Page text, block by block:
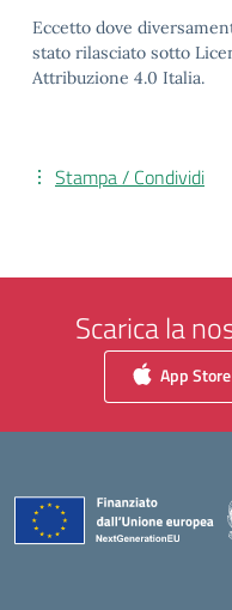
Eccetto dove
stato rilasciato sotto
Attribuzione 4.0 Italia.
Stampa / Condividi
Scarica la
App Store